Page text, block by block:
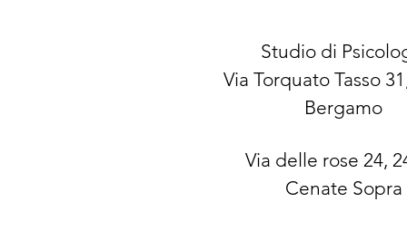
Studio di
Via Torquato Tasso
Bergamo
Via delle rose 24,
Cenate Sopra